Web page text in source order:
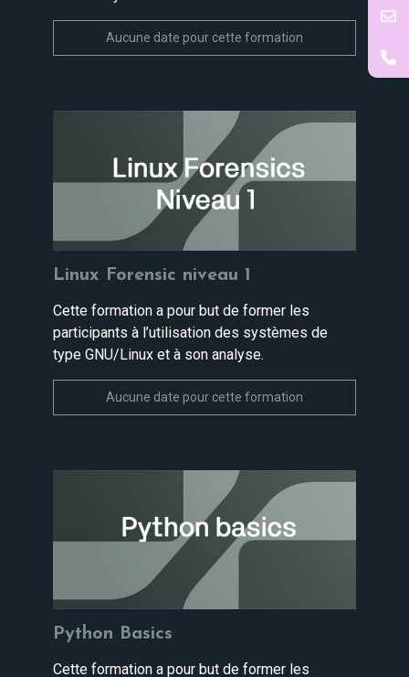
Aucune date pour cette formation
Linux Forensic niveau 1
Cette formation a pour but de former les
participants à l’utilisation des systèmes de
type GNU/Linux et à son analyse.
Aucune date pour cette formation
Python Basics
Cette formation a pour but de former les